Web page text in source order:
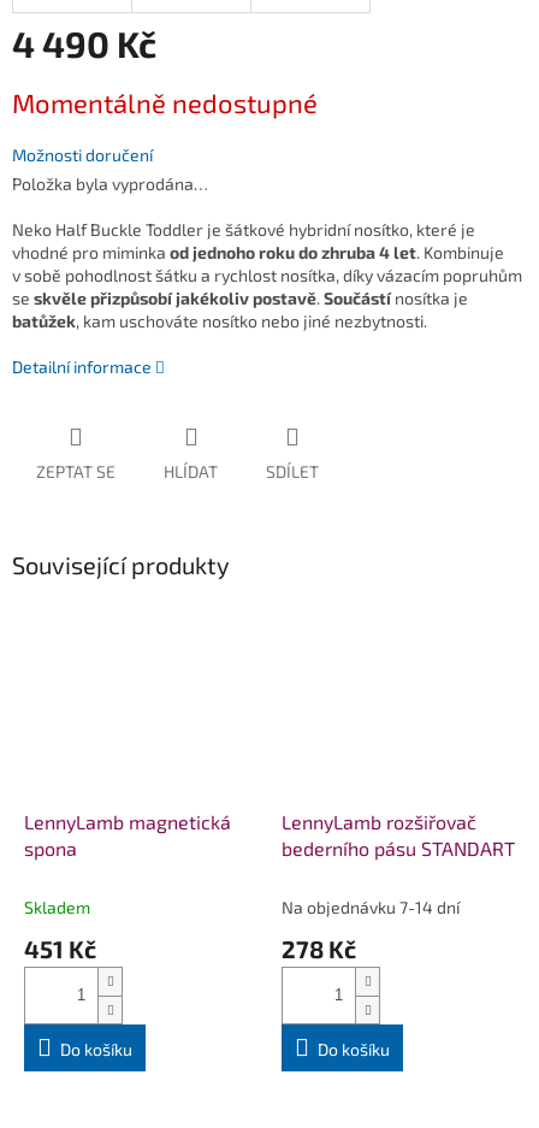
4 490 Kč
cena:
Momentálně nedostupné
Možnosti doručení
Položka byla vyprodána…
Neko Half Buckle Toddler je šátkové hybridní nosítko, které je
vhodné pro miminka od jednoho roku do zhruba 4 let. Kombinuje
v sobě pohodlnost šátku a rychlost nosítka, díky vázacím popruhům
se skvěle přizpůsobí jakékoliv postavě. Součástínosítka je
batůžek, kam uschováte nosítko nebo jiné nezbytnosti.
Detailní informace
ZEPTAT SE HLÍDAT SDÍLET
Související produkty
LennyLamb magnetická
spona
Skladem
451 Kč
Do košíku
LennyLamb rozšiřovač
bederního pásu STANDART
Na objednávku 7-14 dní
278 Kč
Do košíku